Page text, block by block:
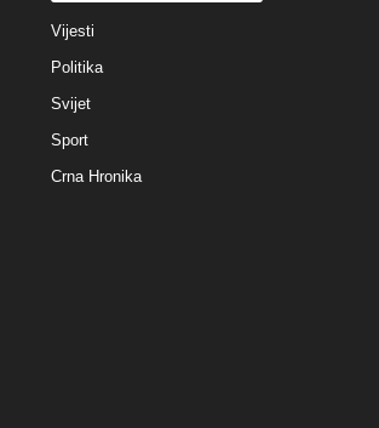
Vijesti
Politika
Svijet
Sport
Crna Hronika